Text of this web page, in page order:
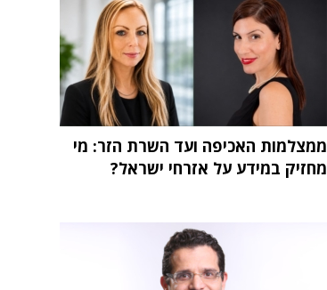
ממצלמות האכיפה ועד השרת הזר: מי
מחזיק במידע על אזרחי ישראל?